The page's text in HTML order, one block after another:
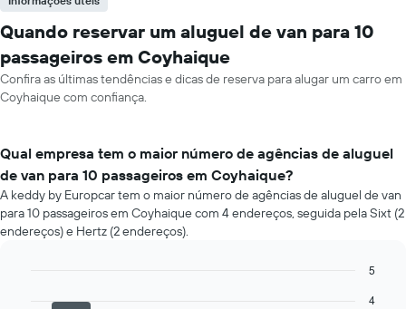
Quando reservar um aluguel de van para 10
passageiros em Coyhaique
Confira as últimas tendências e dicas de reserva para alugar um carro em
Coyhaique com confiança.
Qual empresa tem o maior número de agências de aluguel
de van para 10 passageiros em Coyhaique?
A keddy by Europcar tem o maior número de agências de aluguel de van
para 10 passageiros em Coyhaique com 4 endereços, seguida pela Sixt (2
endereços) e Hertz (2 endereços).
graphic.
4
5